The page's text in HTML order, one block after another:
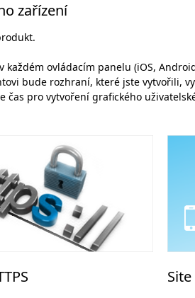
zařízení
každém ovládacím panelu (iOS,
bude rozhraní, které jste vytvořili,
čas pro vytvoření grafického